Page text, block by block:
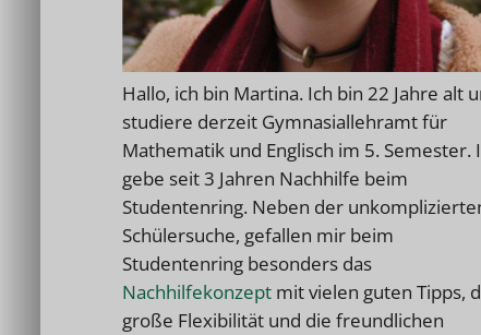
Hallo, ich bin Martina. Ich bin 22 Jahre alt
studiere derzeit Gymnasiallehramt für
Mathematik und Englisch im 5. Semester.
gebe seit 3 Jahren Nachhilfe beim
Studentenring. Neben der
Schülersuche, gefallen mir beim
Studentenring besonders das
Nachhilfekonzept mit vielen guten Tipps,
große Flexibilität und die freundlichen